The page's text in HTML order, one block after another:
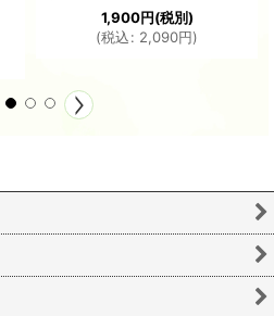
1,900円(税別)
(税込: 2,090円)